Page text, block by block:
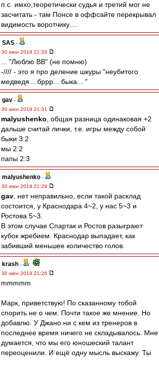
п.с. имхо,теоретически судья и третий мог не
засчитать - там Понсе в оффсайте перекрывал
видимость воротчику....
SAS -
30 июн 2019 21:33
... "Люблю ВВ" (не помню)
-//// - это я про деление шкуры "неубитого
медведя... бррр... быка... "
gav -
30 июн 2019 21:31
malyushenko , общая разница одинаковая +2
дальше считай лички, т.е. игры между собой
быки 3:2
мы 2:2
папы 2:3
malyushenko -
30 июн 2019 21:29
gav , нет неправильно, если такой расклад
состоится, у Краснодара 4~2, у нас 5~3 и
Ростова 5~3.
В этом случае Спартак и Ростов разыграют
кубок жребием. Краснодар выпадает, как
забивший меньшее количество голов.
krash -
30 июн 2019 21:26
mmmmm
Марк, приветствую! По сказанному тобой
спорить не о чем. Почти такое же мнение. Но
добавлю. У Джано ни с кем из тренеров в
последнее время ничего не складывалось. Мне
думается, что мы его юношеский талант
переоценили. И ещё одну мысль выскажу. Ты